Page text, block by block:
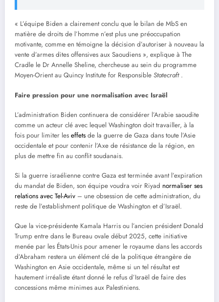
« L’équipe Biden a clairement conclu que le bilan de MbS en
matière de droits de l’homme n’est plus une préoccupation
motivante, comme en témoigne la décision d’autoriser à nouveau la
vente d’armes dites offensives aux Saoudiens », explique à The
Cradle le Dr Annelle Sheline, chercheuse au sein du programme
Moyen-Orient au Quincy Institute for Responsible Statecraft.
Faire pression pour une normalisation avec Israël
L’administration Biden continuera de considérer l’Arabie saoudite
comme un acteur clé avec lequel Washington doit travailler, à la
fois pour limiter les effets de la guerre de Gaza dans toute l’Asie
occidentale et pour contenir l’Axe de résistance de la région, en
plus de mettre fin au conflit soudanais.
Si la guerre israélienne contre Gaza est terminée avant l’expiration
du mandat de Biden, son équipe voudra voir Riyad normaliser ses
relations avec Tel-Aviv – une obsession de cette administration, du
reste de l’establishment politique de Washington et d’Israël.
Que la vice-présidente Kamala Harris ou l’ancien président Donald
Trump entre dans le Bureau ovale début 2025, cette initiative
menée par les États-Unis pour amener le royaume dans les accords
d’Abraham restera un élément clé de la politique étrangère de
Washington en Asie occidentale, même si un tel résultat est
hautement irréaliste étant donné le refus d’Israël de faire des
concessions même minimes aux Palestiniens.